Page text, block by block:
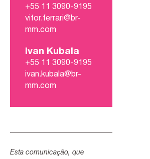
+55 11 3090-9195
vitor.ferrari@br-
mm.com
Ivan Kubala
+55 11 3090-9195
ivan.kubala@br-
mm.com
Esta comunicação, que